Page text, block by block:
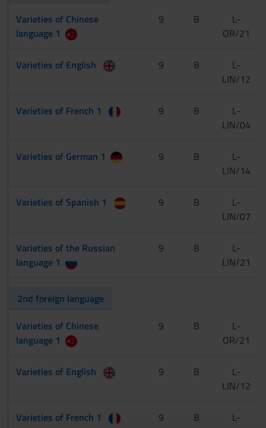
Varieties of Chinese
language 1
9 B
L-
OR/21
Varieties of English 9 B
L-
LIN/12
Varieties of French 1 9 B
L-
LIN/04
Varieties of German 1 9 B
L-
LIN/14
Varieties of Spanish 1 9 B
L-
LIN/07
Varieties of the Russian
language 1
9 B
L-
LIN/21
2nd foreign language
Varieties of Chinese
language 1
9 B
L-
OR/21
Varieties of English 9 B
L-
LIN/12
Varieties of French 1 9 B
L-